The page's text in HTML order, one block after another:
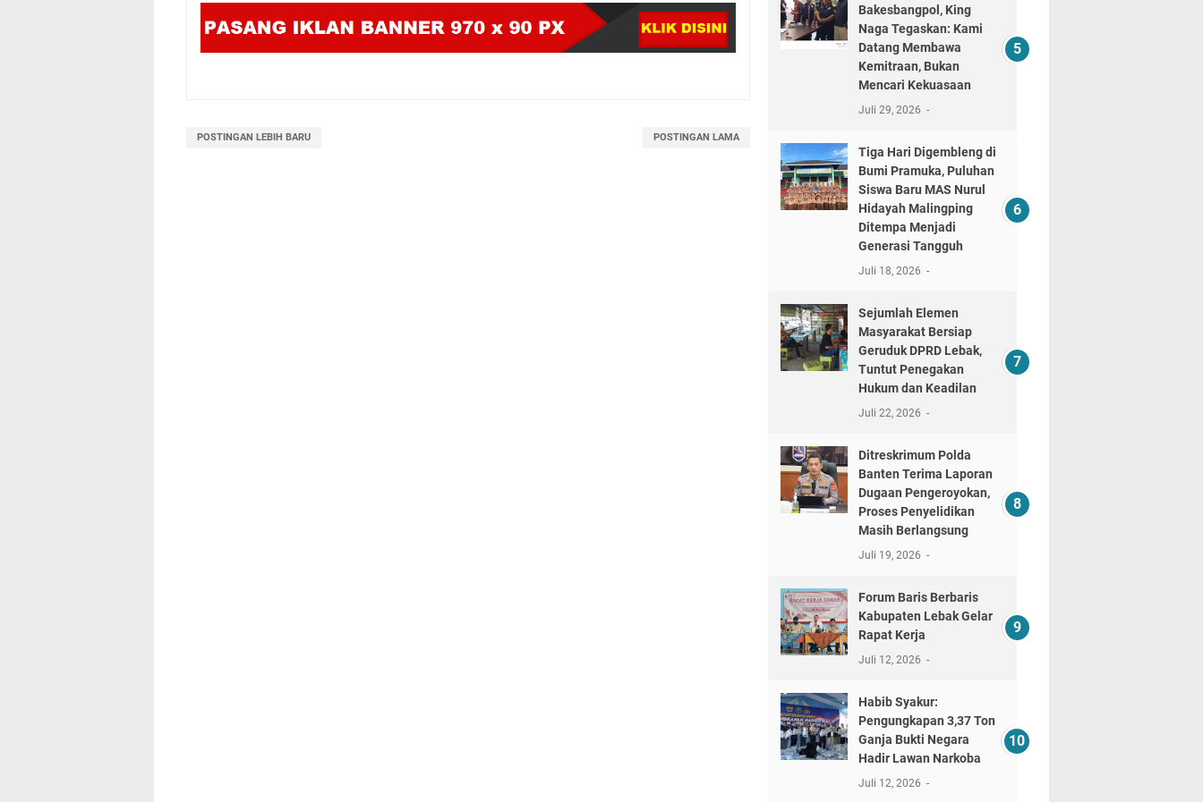
POSTINGAN LEBIH BARU POSTINGAN LAMA
Bakesbangpol, King
Naga Tegaskan: Kami
Datang Membawa
Kemitraan, Bukan
Mencari Kekuasaan
Juli 29, 2026
Tiga Hari Digembleng di
Bumi Pramuka, Puluhan
Siswa Baru MAS Nurul
Hidayah Malingping
Ditempa Menjadi
Generasi Tangguh
Juli 18, 2026
Sejumlah Elemen
Masyarakat Bersiap
Geruduk DPRD Lebak,
Tuntut Penegakan
Hukum dan Keadilan
Juli 22, 2026
Ditreskrimum Polda
Banten Terima Laporan
Dugaan Pengeroyokan,
Proses Penyelidikan
Masih Berlangsung
Juli 19, 2026
Forum Baris Berbaris
Kabupaten Lebak Gelar
Rapat Kerja
Juli 12, 2026
​Habib Syakur:
Pengungkapan 3,37 Ton
Ganja Bukti Negara
Hadir Lawan Narkoba
Juli 12, 2026